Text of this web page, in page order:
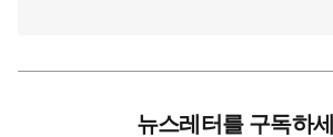
뉴스레터를 구독하